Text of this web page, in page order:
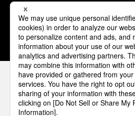
1 2 3 4
パナソニックの電気設備